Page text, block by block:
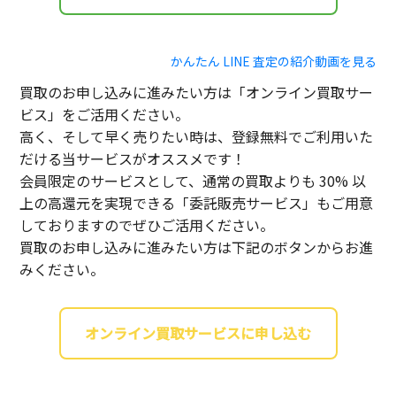
かんたん LINE 査定の紹介動画を見る
買取のお申し込みに進みたい方は「オンライン買取サー
ビス」をご活用ください。
高く、そして早く売りたい時は、登録無料でご利用いた
だける当サービスがオススメです！
会員限定のサービスとして、通常の買取よりも 30% 以
上の高還元を実現できる「委託販売サービス」もご用意
しておりますのでぜひご活用ください。
買取のお申し込みに進みたい方は下記のボタンからお進
みください。
オンライン買取サービスに申し込む